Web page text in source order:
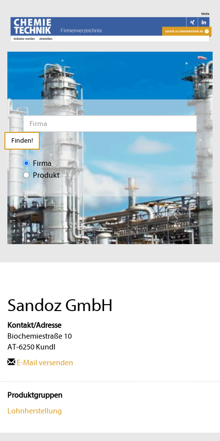
Finden!
Firma
Produkt
Sandoz GmbH
Kontakt/Adresse
Biochemiestraße 10
AT-6250 Kundl
E-Mail versenden
Produktgruppen
Lohnherstellung